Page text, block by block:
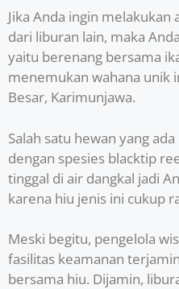
Jika Anda ingin
dari liburan lain, maka
yaitu berenang bersama
menemukan wahana unik
Besar, Karimunjawa.
Salah satu hewan yang
dengan spesies blacktip
tinggal di air dangkal jadi
karena hiu jenis ini cukup
Meski begitu, pengelola
fasilitas keamanan
bersama hiu. Dijamin,